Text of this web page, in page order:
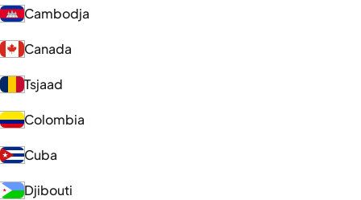
Cambodja
Canada
Tsjaad
Colombia
Cuba
Djibouti